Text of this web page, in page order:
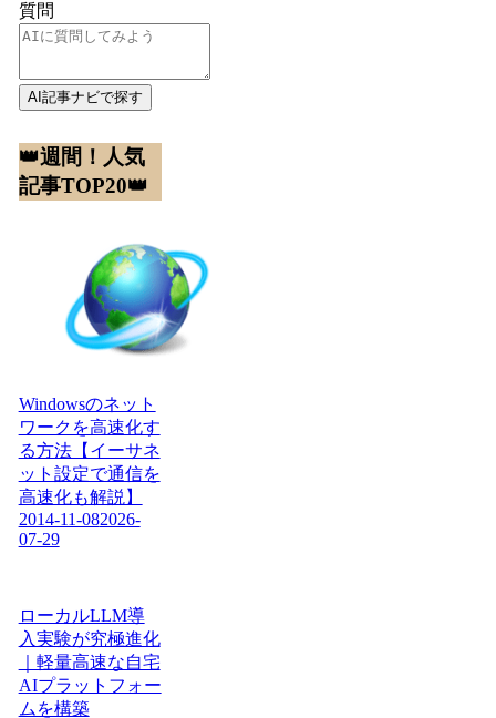
質問
AI記事ナビで探す
👑週間！人気
記事TOP20👑
Windowsのネット
ワークを高速化す
る方法【イーサネ
ット設定で通信を
高速化も解説】
2014-11-082026-
07-29
ローカルLLM導
入実験が究極進化
｜軽量高速な自宅
AIプラットフォー
ムを構築